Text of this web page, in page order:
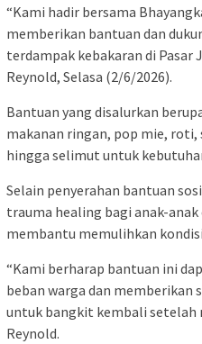
“Kami hadir bersama
memberikan bantuan dan
terdampak kebakaran di Pasar
Reynold, Selasa (2/6/2026).
Bantuan yang disalurkan
makanan ringan, pop mie, roti,
hingga selimut untuk
Selain penyerahan bantuan
trauma healing bagi anak-
membantu memulihkan
“Kami berharap bantuan ini
beban warga dan memberikan
untuk bangkit kembali setelah
Reynold.